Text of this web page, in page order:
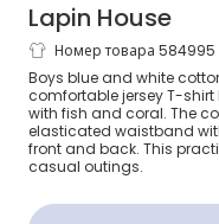
Lapin House
Boys Blue &
Shorts Set
Номер товара 584995
Boys blue and white
comfortable jersey T-
with fish and coral. The
elasticated waistband
front and back. This
casual outings.